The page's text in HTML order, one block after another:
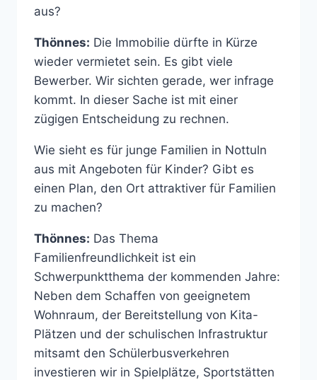
aus?
Thönnes: Die Immobilie dürfte in Kürze
wieder vermietet sein. Es gibt viele
Bewerber. Wir sichten gerade, wer infrage
kommt. In dieser Sache ist mit einer
zügigen Entscheidung zu rechnen.
Wie sieht es für junge Familien in Nottuln
aus mit Angeboten für Kinder? Gibt es
einen Plan, den Ort attraktiver für Familien
zu machen?
Thönnes: Das Thema
Familienfreundlichkeit ist ein
Schwerpunktthema der kommenden Jahre:
Neben dem Schaffen von geeignetem
Wohnraum, der Bereitstellung von Kita-
Plätzen und der schulischen Infrastruktur
mitsamt den Schülerbusverkehren
investieren wir in Spielplätze, Sportstätten